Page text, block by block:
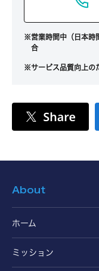
営業時間中（日本
合
サービス品質向上の
About
ホーム
ミッション